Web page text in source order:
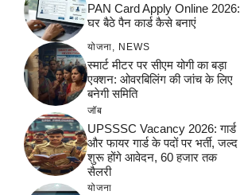
PAN Card Apply Online 2026:
घर बैठे पैन कार्ड कैसे बनाएं
योजना, NEWS
स्मार्ट मीटर पर सीएम योगी का बड़ा
एक्शन: ओवरबिलिंग की जांच के लिए
बनेगी समिति
जॉब
UPSSSC Vacancy 2026: गार्ड
और फायर गार्ड के पदों पर भर्ती, जल्द
शुरू होंगे आवेदन, 60 हजार तक
सैलरी
योजना